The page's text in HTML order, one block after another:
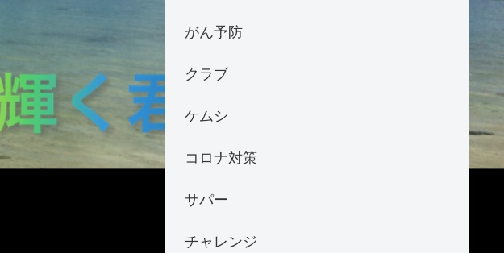
がん予防
クラブ
ケムシ
コロナ対策
サパー
チャレンジ